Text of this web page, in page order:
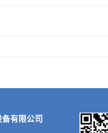
有限公司